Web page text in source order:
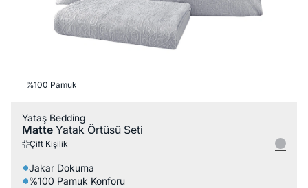
%100 Pamuk
Yataş Bedding
Matte Yatak Örtüsü Seti
Çift Kişilik
Jakar Dokuma
%100 Pamuk Konforu